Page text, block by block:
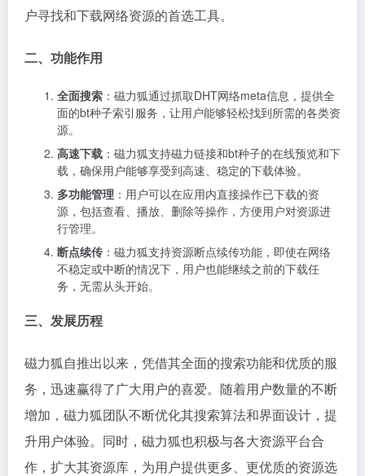
户寻找和下载网络资源的首选工具。
二、功能作用
全面搜索 ：磁力狐通过抓取DHT网络meta信息，提供全
面的bt种子索引服务，让用户能够轻松找到所需的各类资
源。
高速下载 ：磁力狐支持磁力链接和bt种子的在线预览和下
载，确保用户能够享受到高速、稳定的下载体验。
多功能管理 ：用户可以在应用内直接操作已下载的资
源，包括查看、播放、删除等操作，方便用户对资源进
行管理。
断点续传 ：磁力狐支持资源断点续传功能，即使在网络
不稳定或中断的情况下，用户也能继续之前的下载任
务，无需从头开始。
三、发展历程
磁力狐自推出以来，凭借其全面的搜索功能和优质的服
务，迅速赢得了广大用户的喜爱。随着用户数量的不断
增加，磁力狐团队不断优化其搜索算法和界面设计，提
升用户体验。同时，磁力狐也积极与各大资源平台合
作，扩大其资源库，为用户提供更多、更优质的资源选